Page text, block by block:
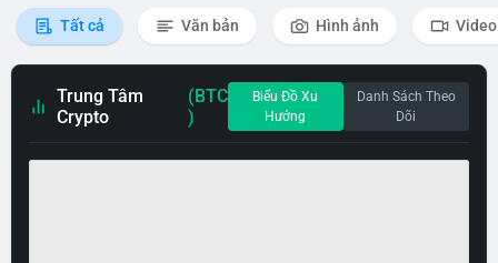
Tất cả Văn bản Hình ảnh Video
Trung Tâm
Crypto
(BTC
)
Biểu Đồ Xu
Hướng
Danh Sách Theo
Dõi